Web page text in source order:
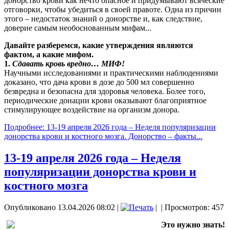
отговорки, чтобы убедиться в своей правоте. Одна из причин
этого – недостаток знаний о донорстве и, как следствие,
доверие самым необоснованным мифам...
Давайте разберемся, какие утверждения являются
фактом, а какие мифом.
1. Сдавать кровь вредно… МИФ!
Научными исследованиями и практическими наблюдениями
доказано, что дача крови в дозе до 500 мл совершенно
безвредна и безопасна для здоровья человека. Более того,
периодические донации крови оказывают благоприятное
стимулирующее воздействие на организм донора.
Подробнее: 13-19 апреля 2026 года – Неделя популяризации
донорства крови и костного мозга. Донорство – факты...
13-19 апреля 2026 года – Неделя
популяризации донорства крови и
костного мозга
Опубликовано 13.04.2026 08:02 | | | Просмотров: 457
Это нужно знать!